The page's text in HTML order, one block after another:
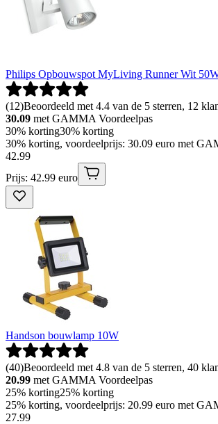
Philips Opbouwspot MyLiving Runner Wit
(12)Beoordeeld met 4.4 van de 5 sterren, 12
30.09 met GAMMA Voordeelpas
30% korting30% korting
30% korting, voordeelprijs: 30.09 euro met
42.99
Prijs: 42.99 euro
Handson bouwlamp 10W
(40)Beoordeeld met 4.8 van de 5 sterren, 40
20.99 met GAMMA Voordeelpas
25% korting25% korting
25% korting, voordeelprijs: 20.99 euro met
27.99